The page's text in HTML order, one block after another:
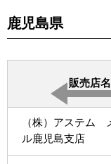
鹿児島県
販売店名
（株）アステム
ル鹿児島支店